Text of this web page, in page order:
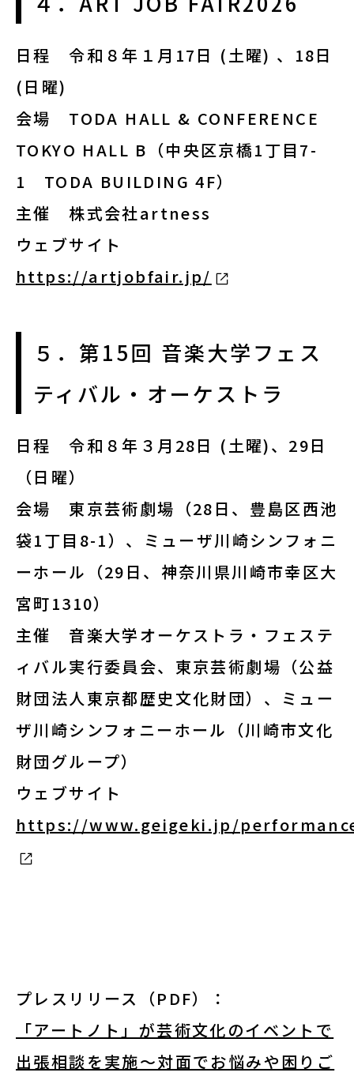
日程令和８年１月17日 (土曜) 、18日
(日曜)
会場 TODA HALL & CONFERENCE
TOKYO HALL B（中央区京橋1丁目7-
1 TODA BUILDING 4F）
主催 株式会社artness
ウェブサイト
https://artjobfair.jp/
５．第15回 音楽大学フェス
ティバル・オーケストラ
日程令和８年３月28日 (土曜)、29日
（日曜）
会場 東京芸術劇場（28日、豊島区西池
袋1丁目8-1）、ミューザ川崎シンフォニ
ーホール（29日、神奈川県川崎市幸区大
宮町1310）
主催 音楽大学オーケストラ・フェステ
ィバル実行委員会、東京芸術劇場（公益
財団法人東京都歴史文化財団）、ミュー
ザ川崎シンフォニーホール（川崎市文化
財団グループ）
ウェブサイト
https://www.geigeki.jp/
プレスリリース（PDF）：
「アートノト」が芸術文化のイベントで
出張相談を実施～対面でお悩みや困りご